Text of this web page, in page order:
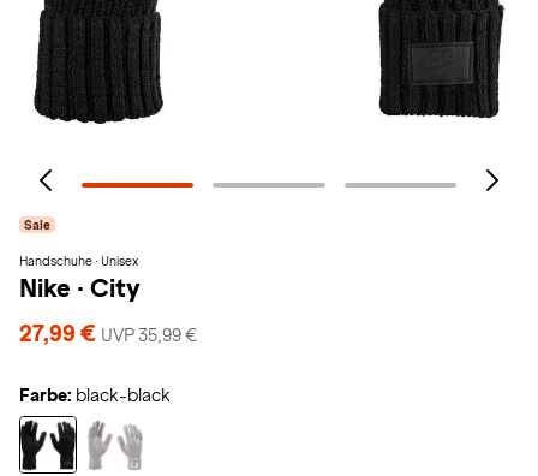
Sale
Handschuhe · Unisex
Nike · City
27,99 € UVP 35,99 €
Farbe: black-black